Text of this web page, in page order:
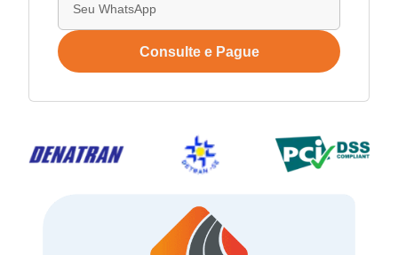
Consulte e Pague